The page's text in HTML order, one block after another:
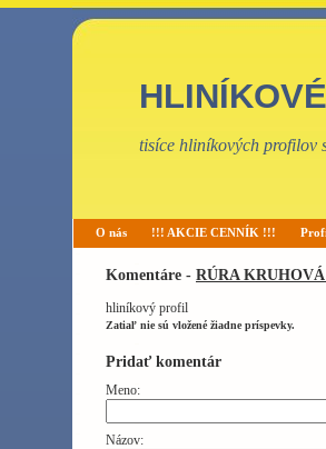
tisíce hliníkových profilov
O nás !!! AKCIE CENNÍK !!!
Komentáre - RÚRA KRUHOVÁ
hliníkový profil
Zatiaľ nie sú vložené žiadne príspevky.
Pridať komentár
Meno:
Názov: